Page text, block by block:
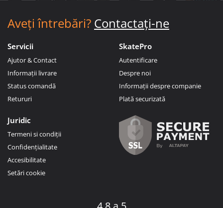
Aveți întrebări? Contactați-ne
Servicii
Ajutor & Contact
Informații livrare
Status comandă
Retururi
SkatePro
Autentificare
Despre noi
Informații despre companie
Plată securizată
Juridic
Termeni si condiții
Confidențialitate
Accesibilitate
Setări cookie